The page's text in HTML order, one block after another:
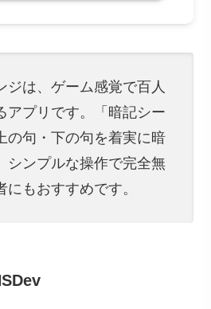
ジは、ゲーム感覚で百人
アプリです。「暗記シー
の句・下の句を着実に暗
シンプルな操作で完全無
もおすすめです。